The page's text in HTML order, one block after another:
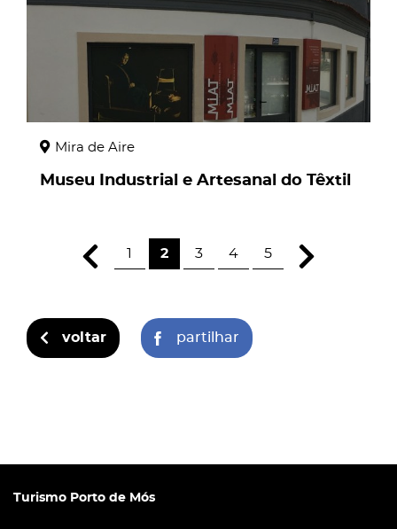
Mira de Aire
Museu Industrial e Artesanal do Têxtil
1 2 3 4 5
voltar partilhar
Turismo Porto de Mós